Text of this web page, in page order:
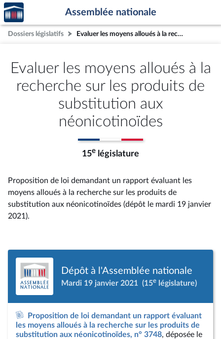
Aller au contenu
Aller en bas de la page
Accèder
à la
page
d'accueil
Assemblée nationale
Dossiers législatifs Evaluer les moyens alloués à la recherche sur les produits de substitution aux néonicotinoïdes
Evaluer les moyens alloués à la
recherche sur les produits de
substitution aux
néonicotinoïdes
15e législature
Proposition de loi demandant un rapport évaluant les
moyens alloués à la recherche sur les produits de
substitution aux néonicotinoïdes (dépôt le mardi 19 janvier
2021).
Dépôt à l'Assemblée nationale
Mardi 19 janvier 2021 (15e législature)
Proposition de loi demandant un rapport évaluant
les moyens alloués à la recherche sur les produits de
substitution aux néonicotinoïdes, n° 3748, déposée le